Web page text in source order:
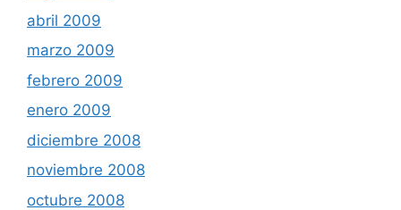
abril 2009
marzo 2009
febrero 2009
enero 2009
diciembre 2008
noviembre 2008
octubre 2008